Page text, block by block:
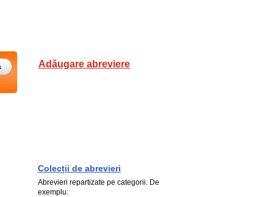
Adăugare abreviere
Colecții de abrevieri
Abrevieri repartizate pe categorii. De
exemplu: